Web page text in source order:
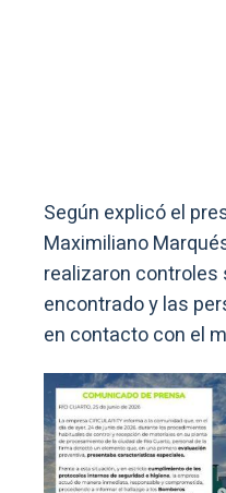
Según explicó el
Maximiliano
realizaron controles
encontrado y las
en contacto con el